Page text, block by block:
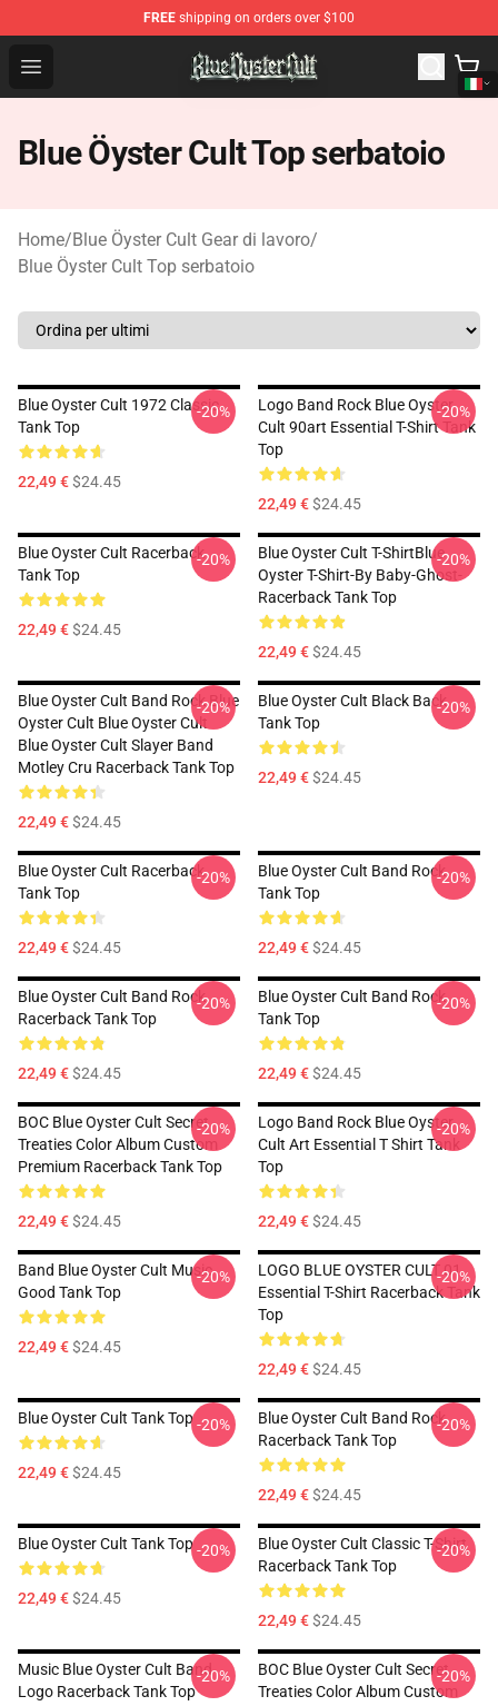
FREE shipping on orders over $100
Open menu
Blue Öyster Cult Store - Official Blue Öyster Cult
Blue Öyster Cult Top serbatoio
Home/Blue Öyster Cult Gear di lavoro/
Blue Öyster Cult Top serbatoio
Blue Oyster Cult 1972 Classic
Tank Top
22,49 €$24.45
-20%
Logo Band Rock Blue Oyster
Cult 90art Essential T-Shirt Tank
Top
22,49 €$24.45
-20%
Blue Oyster Cult Racerback
Tank Top
22,49 €$24.45
-20%
Blue Oyster Cult T-ShirtBlue
Oyster T-Shirt-By Baby-Ghost-
Racerback Tank Top
22,49 €$24.45
-20%
Blue Oyster Cult Band Rock Blue
Oyster Cult Blue Oyster Cult
Blue Oyster Cult Slayer Band
Motley Cru Racerback Tank Top
22,49 €$24.45
-20%
Blue Oyster Cult Black Back
Tank Top
22,49 €$24.45
-20%
Blue Oyster Cult Racerback
Tank Top
22,49 €$24.45
-20%
Blue Oyster Cult Band Rock
Tank Top
22,49 €$24.45
-20%
Blue Oyster Cult Band Rock
Racerback Tank Top
22,49 €$24.45
-20%
Blue Oyster Cult Band Rock
Tank Top
22,49 €$24.45
-20%
BOC Blue Oyster Cult Secret
Treaties Color Album Custom
Premium Racerback Tank Top
22,49 €$24.45
-20%
Logo Band Rock Blue Oyster
Cult Art Essential T Shirt Tank
Top
22,49 €$24.45
-20%
Band Blue Oyster Cult Music
Good Tank Top
22,49 €$24.45
-20%
LOGO BLUE OYSTER CULT 01
Essential T-Shirt Racerback Tank
Top
22,49 €$24.45
-20%
Blue Oyster Cult Tank Top
22,49 €$24.45
-20%
Blue Oyster Cult Band Rock
Racerback Tank Top
22,49 €$24.45
-20%
Blue Oyster Cult Tank Top
22,49 €$24.45
-20%
Blue Oyster Cult Classic T-Shirt
Racerback Tank Top
22,49 €$24.45
-20%
Music Blue Oyster Cult Band
Logo Racerback Tank Top
-20%
BOC Blue Oyster Cult Secret
Treaties Color Album Custom
-20%